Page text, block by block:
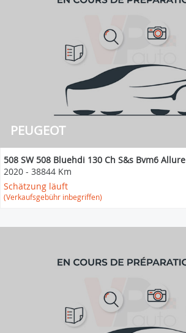
PEUGEOT
508 SW 508 Bluehdi 130 Ch S&s Bvm6 Allure
2020 - 38844 Km
Schätzung läuft
(Verkaufsgebühr inbegriffen)